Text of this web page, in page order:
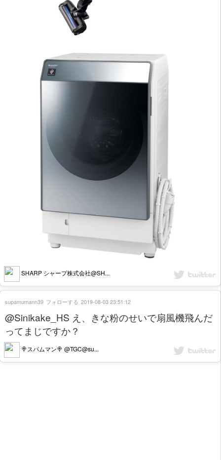
SHARP シャープ株式会社@SH...
@Sinikake_HS え、きな粉のせいで扇風機飛んだ
ってまじですか？
🍭スパムマン🍭 @TGC@su...
supamumann39 フォローする 2019-08-03 23:51:12